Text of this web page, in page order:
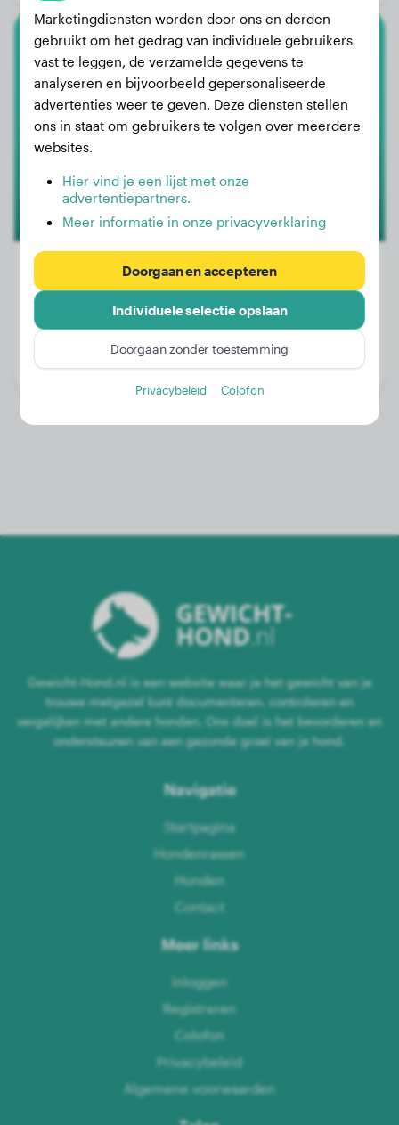
Cavalier King Charles Spaniel
Luka
Leeftijd:
4 jaar, 7 maanden
Geslacht:
Reu
Gewicht-Hond.nl is een website waar je het gewicht van je
trouwe metgezel kunt documenteren, controleren en
vergelijken met andere honden. Ons doel is het bevorderen en
ondersteunen van een gezonde groei van je hond.
Navigatie
Startpagina
Hondenrassen
Honden
Contact
Meer links
Inloggen
Registreren
Colofon
Privacybeleid
Algemene voorwaarden
Marketingdiensten worden door ons en derden
gebruikt om het gedrag van individuele gebruikers
vast te leggen, de verzamelde gegevens te
analyseren en bijvoorbeeld gepersonaliseerde
advertenties weer te geven. Deze diensten stellen
ons in staat om gebruikers te volgen over meerdere
websites.
Hier vind je een lijst met onze
advertentiepartners.
Meer informatie in onze privacyverklaring
Doorgaan en accepteren
Individuele selectie opslaan
Doorgaan zonder toestemming
Privacybeleid Colofon